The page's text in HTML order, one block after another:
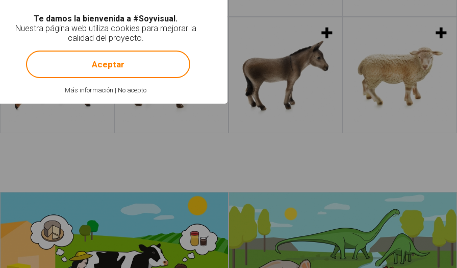
acerca de "Burro"
Leer más acerca de "Vaca"
Leer más
Caballo
Leer más acerca de
Cabra
Leer más
La mamá está ordeñando una vaca Los dinosaurios herbívoros
Te damos la bienvenida a #Soyvisual.
Nuestra página web utiliza cookies para mejorar la
calidad del proyecto.
Más información | No acepto
! Not valid!
Aceptar